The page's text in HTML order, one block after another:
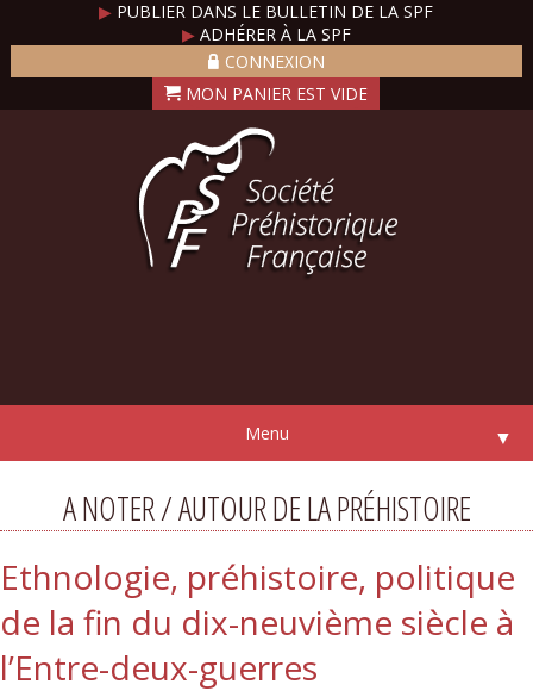
▶ PUBLIER DANS LE BULLETIN DE LA SPF
▶ADHÉRER À LA SPF
CONNEXION
Menu ▼
A NOTER / AUTOUR DE LA PRÉHISTOIRE
Ethnologie, préhistoire, politique
de la fin du dix-neuvième siècle à
l’Entre-deux-guerres